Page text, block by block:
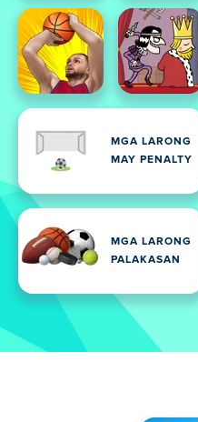
MGA LARONG
MAY PENALTY
MGA LARONG
PALAKASAN